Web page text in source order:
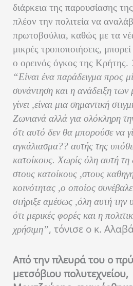
διάρκεια της παρουσίασης
πλέον την πολιτεία να
πρωτοβούλια, καθώς με τα
μικρές τροποποιήσεις,
ο ορεινός όγκος της Κρήτης.
“Είναι ένα παράδειγμα προς
συνάντηση και η ανάδειξη των
γίνει ,είναι μια σημαντική
Ζωνιανά αλλά για ολόκληρη
ότι αυτό δεν θα μπορούσε να
αγκάλιασμα?? αυτής της
κατοίκους. Χωρίς όλη αυτή τη
στους κατοίκους ,στους
κοινότητας ,ο οποίος
στήριξε αμέσως ,όλη αυτή την
ότι μερικές φορές και η
χρήσιμη”, τόνισε ο κ.
Από την πλευρά του ο
μετσόβιου